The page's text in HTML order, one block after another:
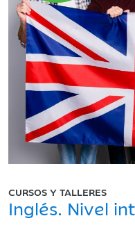
CURSOS Y TALLERES
Inglés. Nivel